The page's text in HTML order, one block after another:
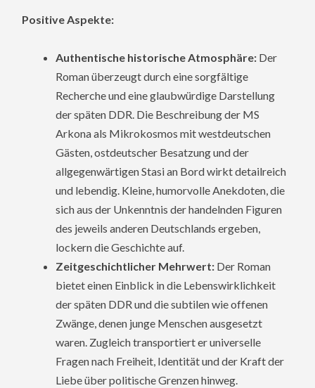
Positive Aspekte:
Authentische historische Atmosphäre: Der
Roman überzeugt durch eine sorgfältige
Recherche und eine glaubwürdige Darstellung
der späten DDR. Die Beschreibung der MS
Arkona als Mikrokosmos mit westdeutschen
Gästen, ostdeutscher Besatzung und der
allgegenwärtigen Stasi an Bord wirkt detailreich
und lebendig. Kleine, humorvolle Anekdoten, die
sich aus der Unkenntnis der handelnden Figuren
des jeweils anderen Deutschlands ergeben,
lockern die Geschichte auf.
Zeitgeschichtlicher Mehrwert: Der Roman
bietet einen Einblick in die Lebenswirklichkeit
der späten DDR und die subtilen wie offenen
Zwänge, denen junge Menschen ausgesetzt
waren. Zugleich transportiert er universelle
Fragen nach Freiheit, Identität und der Kraft der
Liebe über politische Grenzen hinweg.